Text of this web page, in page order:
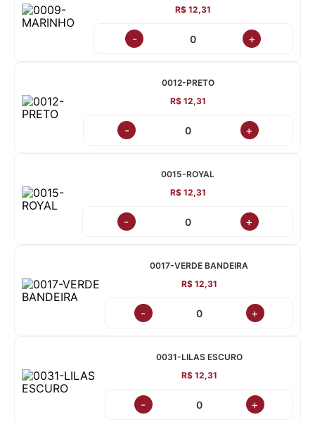
R$ 12,31
- +
0012-PRETO
R$ 12,31
- +
0015-ROYAL
R$ 12,31
- +
0017-VERDE BANDEIRA
R$ 12,31
- +
0031-LILAS ESCURO
R$ 12,31
- +